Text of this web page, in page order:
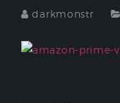
darkmonstr